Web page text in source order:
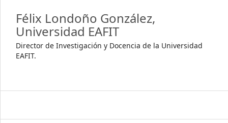
Félix Londoño González,
Universidad EAFIT
Director de Investigación y Docencia de la Universidad
EAFIT.